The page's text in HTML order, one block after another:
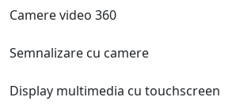
Camere video 360
Semnalizare cu camere
Display multimedia cu touchscreen